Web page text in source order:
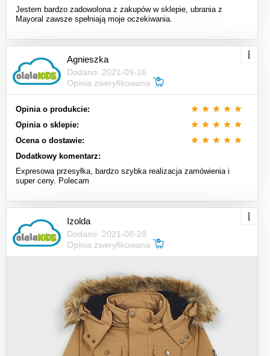
Jestem bardzo zadowolona z zakupów w sklepie, ubrania z
Mayoral zawsze spełniają moje oczekiwania.
Agnieszka
Dodano: 2021-09-16
Opinia zweryfikowana
Opinia o produkcie:
Opinia o sklepie:
Ocena o dostawie:
Dodatkowy komentarz:
Expresowa przesyłka, bardzo szybka realizacja zamówienia i
super ceny. Polecam
Izolda
Dodano: 2021-08-28
Opinia zweryfikowana